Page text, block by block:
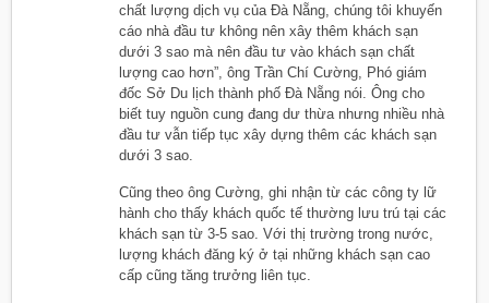
chất lượng dịch vụ của Đà Nẵng, chúng tôi khuyến
cáo nhà đầu tư không nên xây thêm khách sạn
dưới 3 sao mà nên đầu tư vào khách sạn chất
lượng cao hơn”, ông Trần Chí Cường, Phó giám
đốc Sở Du lịch thành phố Đà Nẵng nói. Ông cho
biết tuy nguồn cung đang dư thừa nhưng nhiều nhà
đầu tư vẫn tiếp tục xây dựng thêm các khách sạn
dưới 3 sao.
Cũng theo ông Cường, ghi nhận từ các công ty lữ
hành cho thấy khách quốc tế thường lưu trú tại các
khách sạn từ 3-5 sao. Với thị trường trong nước,
lượng khách đăng ký ở tại những khách sạn cao
cấp cũng tăng trưởng liên tục.